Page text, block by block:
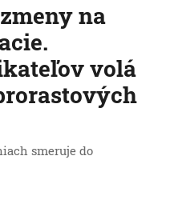
na
volá
smeruje do